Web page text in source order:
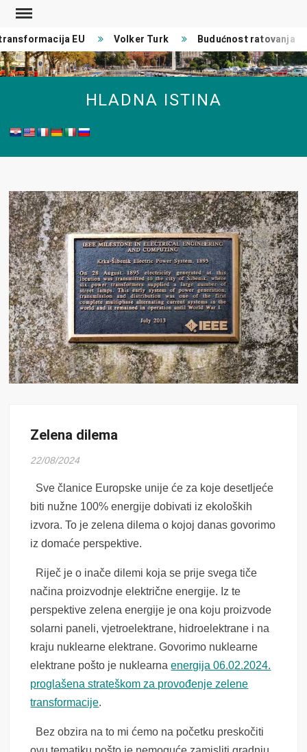
Skip
content
EU Volker Turk Budućnost ratovanja
HLADNA ISTINA
Zelena dilema
22/08/2024
Sve članice Europske unije će za koje desetljeće
biti nužne 100% energije dobivati iz ekoloških
izvora. To je zelena dilema o kojoj danas govorimo
iz domaće perspektive.
Riječ je o inače dilemi koja se prije svega tiče
načina proizvodnje električne energije. Iz te
perspektive zelena energije je ona koju proizvode
solarni paneli, vjetroelektrane, hidroelektrane i na
kraju nuklearne elektrane. Govorimo nuklearne
elektrane pošto je nuklearnaenergija 06.02.2024.
proglašena strateškom za provođenje zelene
transformacije.
Bez obzira na to mi ćemo na početku preskočiti